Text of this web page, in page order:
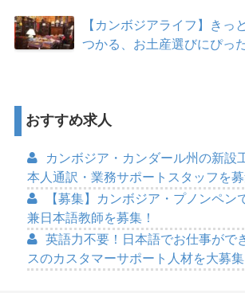
【カンボジアライフ】きっ
つかる、お土産選びにぴっ
おすすめ求人
カンボジア・カンダール州の新設
本人通訳・業務サポートスタッフを募
【募集】カンボジア・プノンペン
兼日本語教師を募集！
英語力不要！日本語でお仕事がで
スのカスタマーサポート人材を大募集